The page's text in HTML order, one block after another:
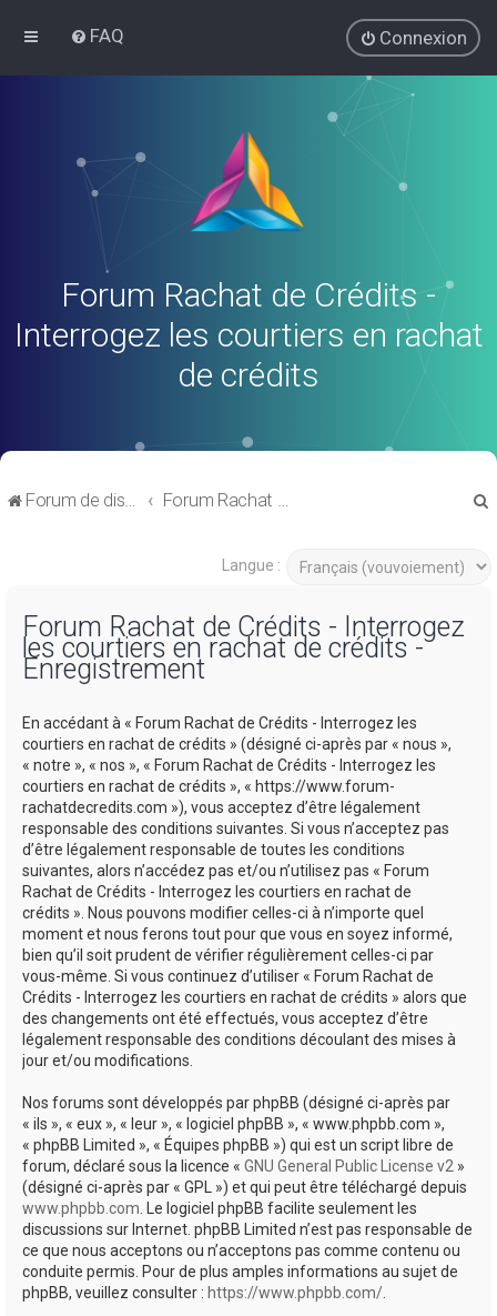
FAQ Connexion
Forum Rachat de Crédits -
Interrogez les courtiers en rachat
de crédits
Forum de discussions sur le Regroupement de Crédits et le Rachat de Crédits Forum Rachat de Crédits
Langue :
Forum Rachat de Crédits - Interrogez
les courtiers en rachat de crédits -
Enregistrement
En accédant à « Forum Rachat de Crédits - Interrogez les
courtiers en rachat de crédits » (désigné ci-après par « nous »,
« notre », « nos », « Forum Rachat de Crédits - Interrogez les
courtiers en rachat de crédits », « https://www.forum-
rachatdecredits.com »), vous acceptez d’être légalement
responsable des conditions suivantes. Si vous n’acceptez pas
d’être légalement responsable de toutes les conditions
suivantes, alors n’accédez pas et/ou n’utilisez pas « Forum
Rachat de Crédits - Interrogez les courtiers en rachat de
crédits ». Nous pouvons modifier celles-ci à n’importe quel
moment et nous ferons tout pour que vous en soyez informé,
bien qu’il soit prudent de vérifier régulièrement celles-ci par
vous-même. Si vous continuez d’utiliser « Forum Rachat de
Crédits - Interrogez les courtiers en rachat de crédits » alors que
des changements ont été effectués, vous acceptez d’être
légalement responsable des conditions découlant des mises à
jour et/ou modifications.
Nos forums sont développés par phpBB (désigné ci-après par
« ils », « eux », « leur », « logiciel phpBB », « www.phpbb.com »,
« phpBB Limited », « Équipes phpBB ») qui est un script libre de
forum, déclaré sous la licence « GNU General Public License v2 »
(désigné ci-après par « GPL ») et qui peut être téléchargé depuis
www.phpbb.com . Le logiciel phpBB facilite seulement les
discussions sur Internet. phpBB Limited n’est pas responsable de
ce que nous acceptons ou n’acceptons pas comme contenu ou
conduite permis. Pour de plus amples informations au sujet de
phpBB, veuillez consulter : https://www.phpbb.com/